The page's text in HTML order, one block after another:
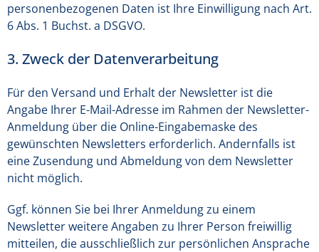
personenbezogenen Daten ist Ihre Einwilligung nach Art.
6 Abs. 1 Buchst. a DSGVO.
3. Zweck der Datenverarbeitung
Für den Versand und Erhalt der Newsletter ist die
Angabe Ihrer E-Mail-Adresse im Rahmen der Newsletter-
Anmeldung über die Online-Eingabemaske des
gewünschten Newsletters erforderlich. Andernfalls ist
eine Zusendung und Abmeldung von dem Newsletter
nicht möglich.
Ggf. können Sie bei Ihrer Anmeldung zu einem
Newsletter weitere Angaben zu Ihrer Person freiwillig
mitteilen, die ausschließlich zur persönlichen Ansprache